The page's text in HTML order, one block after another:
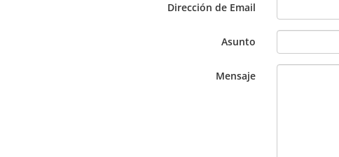
Dirección de Email
Asunto
Mensaje